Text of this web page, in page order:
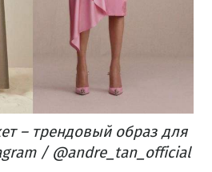
– трендовый образ для
/ @andre_tan_official